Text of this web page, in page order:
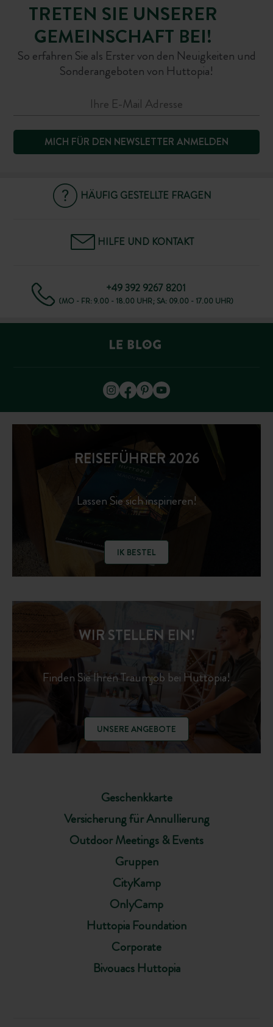
TRETEN SIE UNSERER
GEMEINSCHAFT BEI!
So erfahren Sie als Erster von den Neuigkeiten und
Sonderangeboten von Huttopia!
MICH FÜR DEN NEWSLETTER ANMELDEN
HÄUFIG GESTELLTE FRAGEN
HILFE UND KONTAKT
+49 392 9267 8201
(MO - FR: 9.00 - 18.00 UHR; SA: 09.00 - 17.00 UHR)
REISEFÜHRER 2026
Lassen Sie sich inspirieren!
IK BESTEL
Geschenkkarte
Versicherung für Annullierung
Outdoor Meetings & Events
Gruppen
CityKamp
OnlyCamp
Huttopia Foundation
Corporate
Bivouacs Huttopia
WIR STELLEN EIN!
Finden Sie Ihren Traumjob bei Huttopia!
UNSERE ANGEBOTE